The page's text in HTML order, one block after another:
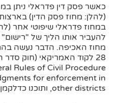
כאשר פסק דין פדראלי ניתן
(להלן: מחוז פסק הדין)
במחוז פדראלי שיפוטי אחר
להעביר אותו הליך של
28 לקוד האמריקאי (חוק
for enforcement in
other districts, ותוכנו כדלקמן: